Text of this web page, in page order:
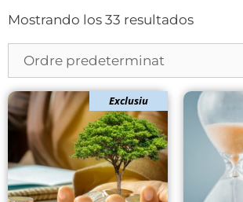
Mostrando los 33 resultados
Exclusiu